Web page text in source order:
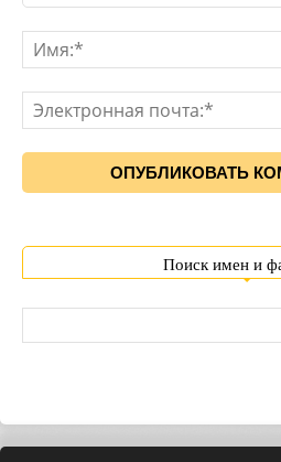
Поиск имен и